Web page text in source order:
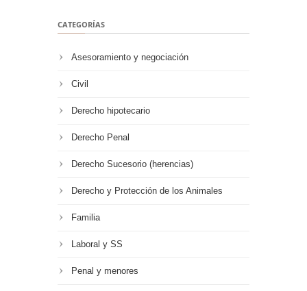
CATEGORÍAS
Asesoramiento y negociación
Civil
Derecho hipotecario
Derecho Penal
Derecho Sucesorio (herencias)
Derecho y Protección de los Animales
Familia
Laboral y SS
Penal y menores